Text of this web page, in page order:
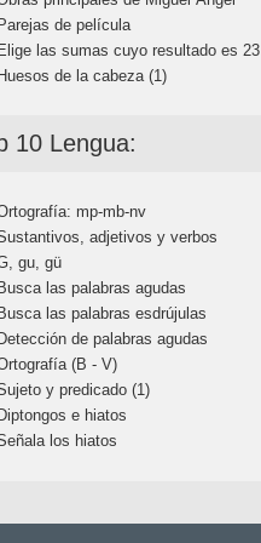
de película
las sumas cuyo resultado es 23
de la cabeza (1)
10 Lengua:
mp-mb-nv
adjetivos y verbos
gu, gü
las palabras agudas
las palabras esdrújulas
de palabras agudas
(B - V)
y predicado (1)
e hiatos
los hiatos